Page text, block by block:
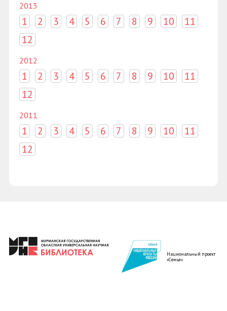
2013
1 2 3 4 5 6 7 8 9 10
11
12
2012
1 2 3 4 5 6 7 8 9 10
11
12
2011
1 2 3 4 5 6 7 8 9 10
11
12
Национальный проект
«Семья»